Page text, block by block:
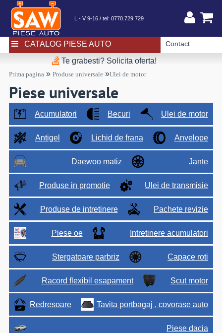
L - V 9-16 / tel: 0770.729.729
CATALOG PIESE AUTO Contact
Te grabesti? Solicita oferta!
Prima pagina » Produse universale»Ulei de motor
Piese universale
Acumulatori Becuri Ulei de motor
Antigel Lichid de frana Anvelope
Daewoo matiz Jante
Produse in promotie Ulei de transmisie
Produse de intretinere Pachete revizie
Piese oe Intretinere acumulatori
Stergatoare parbriz Capace roti
Racord flexibil esapament Scut motor
Redresoare Tavita portbagaj , covorase auto
Piese dacia